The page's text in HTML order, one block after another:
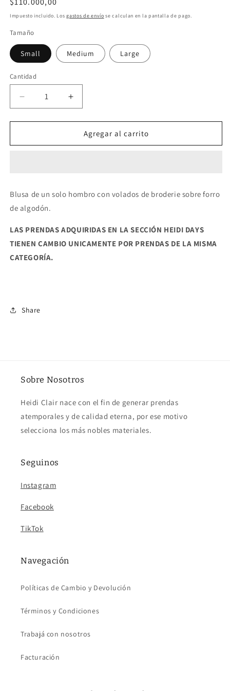
habitual
Impuesto incluido. Losgastos de envío se calculan en la pantalla de pago.
Tamaño
Small Medium Large
Cantidad
Reducir
cantidad
para
Sira
Aumentar
cantidad
para
Blusa
Sira
Agregar al carrito
Blusa de un solo hombro con volados de broderie sobre forro
de algodón.
LAS PRENDAS ADQUIRIDAS EN LA SECCIÓN HEIDI DAYS
TIENEN CAMBIO UNICAMENTE POR PRENDAS DE LA MISMA
CATEGORÍA.
Share
Sobre Nosotros
Heidi Clair nace con el fin de generar prendas
atemporales y de calidad eterna, por ese motivo
selecciona los más nobles materiales.
Seguinos
Instagram
Facebook
TikTok
Navegación
Políticas de Cambio y Devolución
Términos y Condiciones
Trabajá con nosotros
Facturación